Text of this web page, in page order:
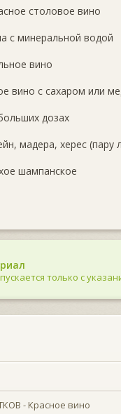
столовое вино
с минеральной водой
вино
вино с сахаром или
дозах
мадера, херес (пару
шампанское
только с
- Красное вино